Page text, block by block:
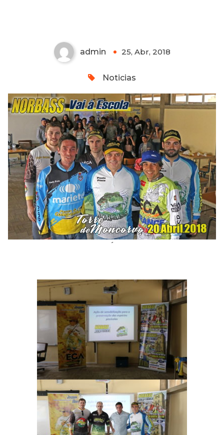
admin 25, Abr, 2018
Noticias
´